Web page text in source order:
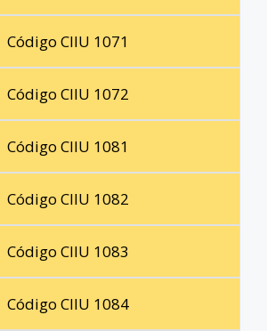
Código CIIU 1071
Código CIIU 1072
Código CIIU 1081
Código CIIU 1082
Código CIIU 1083
Código CIIU 1084